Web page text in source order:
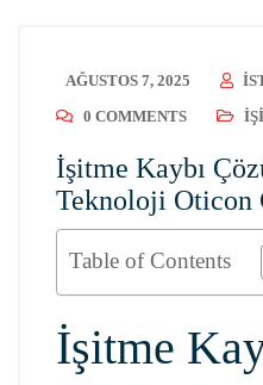
AĞUSTOS 7, 2025
0 COMMENTS
İşitme Kaybı
Teknoloji Oticon
Table of Contents
İşitme